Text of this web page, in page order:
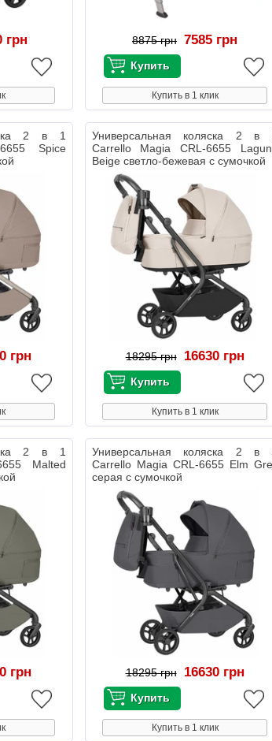
грн 8875 грн 7585 грн
Купить в 1 клик
2 в 1
Spice
грн
Универсальная коляска 2 в
Carrello Magia CRL-6655
Beige светло-бежевая с сумочкой
18295 грн 16630 грн
Купить в 1 клик
2 в 1
Malted
грн
Универсальная коляска 2 в
Carrello Magia CRL-6655 Elm
серая с сумочкой
18295 грн 16630 грн
Купить в 1 клик